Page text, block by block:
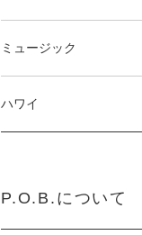
ミュージック
ハワイ
P.O.B.について